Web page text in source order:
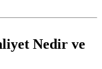
Nedir ve